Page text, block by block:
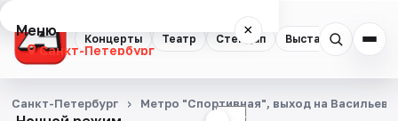
Концерты Театр Стендап Выставки
Меню ×
Санкт-Петербург
Концерты
Санкт-Петербург Метро "Спортивная", выход на